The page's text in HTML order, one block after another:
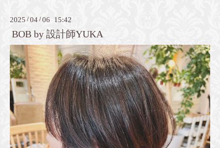
2025 /04 /06 15:42
BOB by 設計師YUKA